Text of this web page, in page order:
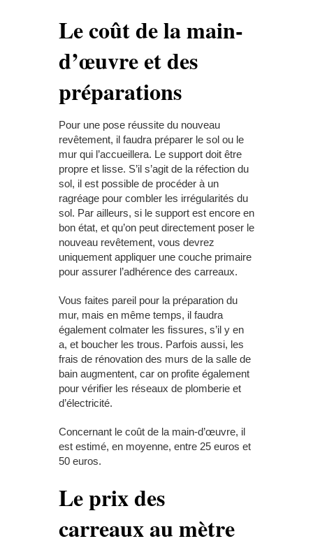
Le coût de la main-
d’œuvre et des
préparations
Pour une pose réussite du nouveau
revêtement, il faudra préparer le sol ou le
mur qui l’accueillera. Le support doit être
propre et lisse. S’il s’agit de la réfection du
sol, il est possible de procéder à un
ragréage pour combler les irrégularités du
sol. Par ailleurs, si le support est encore en
bon état, et qu’on peut directement poser le
nouveau revêtement, vous devrez
uniquement appliquer une couche primaire
pour assurer l’adhérence des carreaux.
Vous faites pareil pour la préparation du
mur, mais en même temps, il faudra
également colmater les fissures, s’il y en
a, et boucher les trous. Parfois aussi, les
frais de rénovation des murs de la salle de
bain augmentent, car on profite également
pour vérifier les réseaux de plomberie et
d’électricité.
Concernant le coût de la main-d’œuvre, il
est estimé, en moyenne, entre 25 euros et
50 euros.
Le prix des
carreaux au mètre